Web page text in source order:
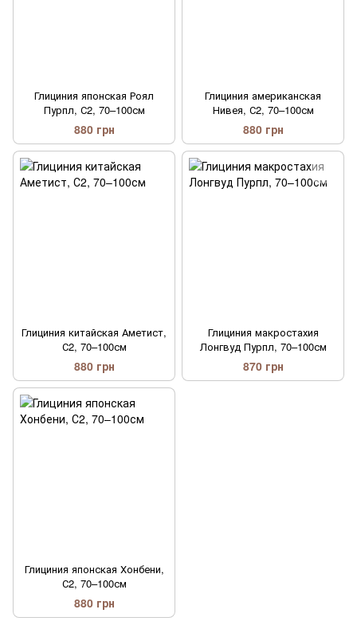
Глициния японская Роял
Пурпл, С2, 70–100см
880 грн
Глициния американская
Нивея, С2, 70–100см
880 грн
Глициния китайская Аметист,
С2, 70–100см
880 грн
Глициния макростахия
Лонгвуд Пурпл, 70–100см
870 грн
Глициния японская Хонбени,
С2, 70–100см
880 грн